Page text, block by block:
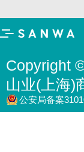
Copyright
山业(上海)
公安局备案